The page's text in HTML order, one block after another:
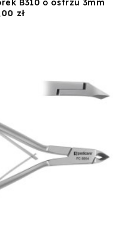
B310 o ostrzu 3mm
złCena